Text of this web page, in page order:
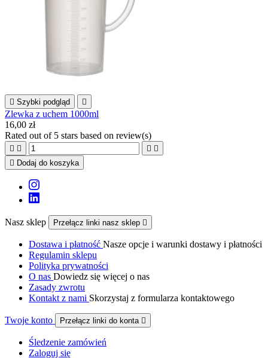
 Szybki podgląd 
Zlewka z uchem 1000ml
16,00 zł
Rated out of 5 stars based on review(s)
   
 Dodaj do koszyka
Nasz sklep Przełącz linki nasz sklep 
Dostawa i płatność Nasze opcje i warunki dostawy i płatności
Regulamin sklepu
Polityka prywatności
O nas Dowiedz się więcej o nas
Zasady zwrotu
Kontakt z nami Skorzystaj z formularza kontaktowego
Twoje konto Przełącz linki do konta 
Śledzenie zamówień
Zaloguj się